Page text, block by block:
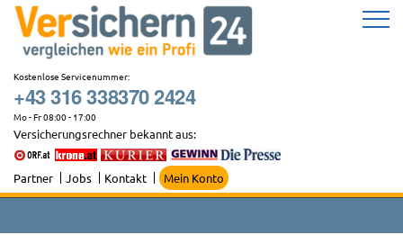
Zum
Inhalt
springen
Kostenlose Servicenummer:
+43 316 338370 2424
Mo - Fr 08:00 - 17:00
Versicherungsrechner bekannt aus:
Partner Jobs Kontakt Mein Konto